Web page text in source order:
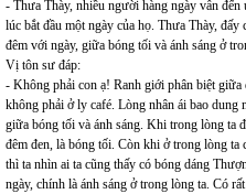
- Thưa Thày, nhiều người hàng ngày vẫn
lúc bắt đầu một ngày của họ. Thưa Thày,
đêm với ngày, giữa bóng tối và ánh sáng ở
Vị tôn sư đáp:
- Không phải con ạ! Ranh giới phân biệt
không phải ở ly café. Lòng nhân ái bao
giữa bóng tối và ánh sáng. Khi trong lòng ta
đêm đen, là bóng tối. Còn khi ở trong lòng
thì ta nhìn ai ta cũng thấy có bóng dáng
ngày, chính là ánh sáng ở trong lòng ta. Có